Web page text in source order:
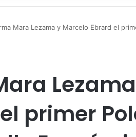
Mara Lezama y Marcelo Ebrard el
primer